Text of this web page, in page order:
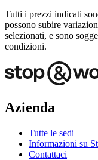
Tutti i prezzi indicati
possono subire
selezionati, e sono
condizioni.
Azienda
Tutte le sedi
Informazioni su
Contattaci